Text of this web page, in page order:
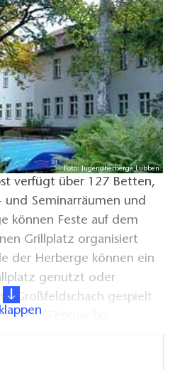
Foto: Jugendherberge Lübben
verfügt über 127 Betten,
und Seminarräumen und
können Feste auf dem
Grillplatz organisiert
der Herberge können ein
genutzt oder
Großfeldschach gespielt
(Februar bis